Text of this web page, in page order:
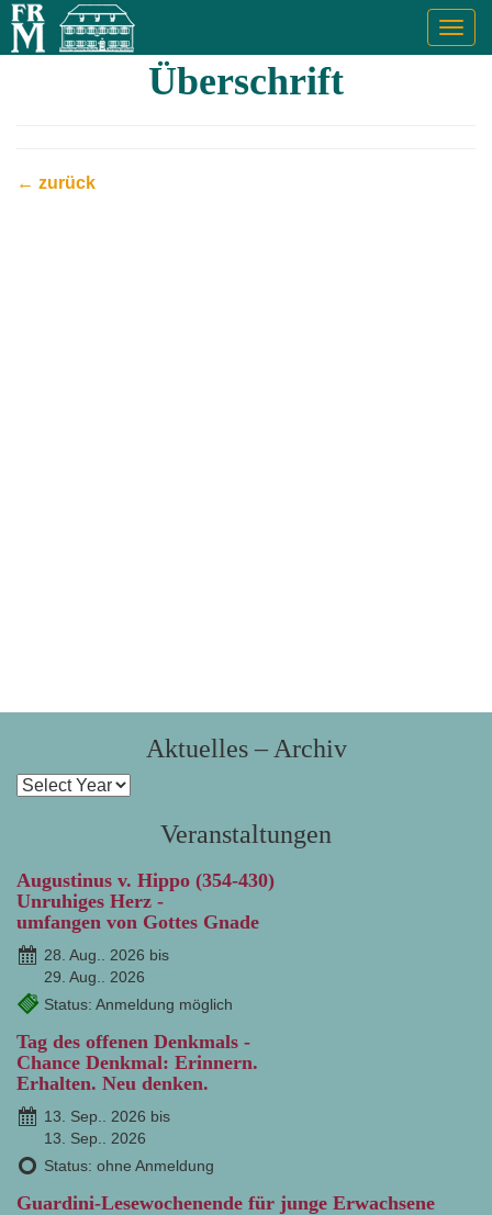
Überschrift
← zurück
Aktuelles – Archiv
Veranstaltungen
Augustinus v. Hippo (354-430)
Unruhiges Herz -
umfangen von Gottes Gnade
28. Aug.. 2026 bis
29. Aug.. 2026
Status: Anmeldung möglich
Tag des offenen Denkmals -
Chance Denkmal: Erinnern.
Erhalten. Neu denken.
13. Sep.. 2026 bis
13. Sep.. 2026
Status: ohne Anmeldung
Guardini-Lesewochenende für junge Erwachsene